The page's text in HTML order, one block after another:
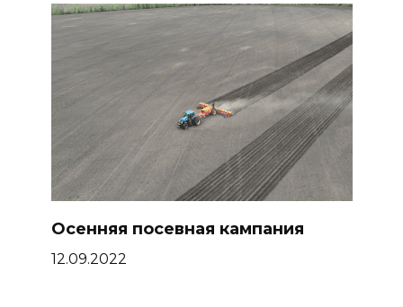
Осенняя посевная кампания
12.09.2022